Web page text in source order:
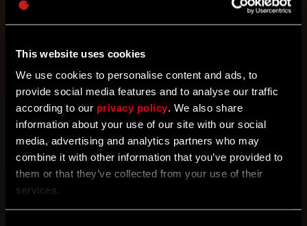
This website uses cookies
We use cookies to personalise content and ads, to
provide social media features and to analyse our traffic
according to our privacy policy. We also share
information about your use of our site with our social
media, advertising and analytics partners who may
combine it with other information that you’ve provided to
them or that they’ve collected from your use of their
services.
Zostań zawziętym, nastawionym na przetrwanie
które umożliwią ci przetrwanie zdradzieckich nocy
w mieście.
Zawartość pakietu:
Wygląd Hakona
– zrób wszystko, co musisz zrobić, by przetrwać, a
przy tym doskonale się prezentuj.
Kusza Hakona
– celuj dokładnie i daj im przyjąć serię w kolano…